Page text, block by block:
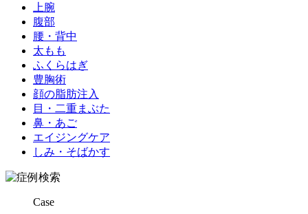
上腕
腹部
腰・背中
太もも
ふくらはぎ
豊胸術
顔の脂肪注入
目・二重まぶた
鼻・あご
エイジングケア
しみ・そばかす
Case